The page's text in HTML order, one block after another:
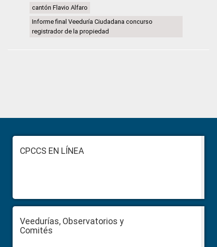
cantón Flavio Alfaro
Informe final Veeduría Ciudadana concurso
registrador de la propiedad
Sidebar
FooterCPCCS EN LÍNEA
Veedurías, Observatorios y
Comités